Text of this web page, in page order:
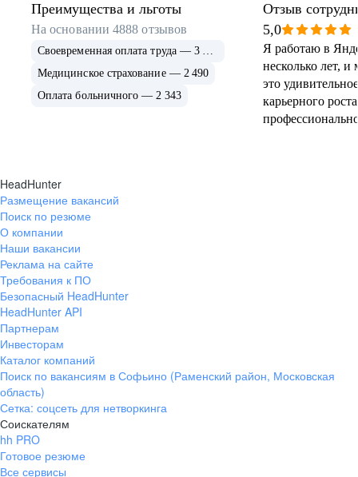
Преимущества и льготы
На основании4888 отзывов
Своевременная оплата труда — 3 240
Медицинское страхование — 2 490
Оплата больничного — 2 343
Отзыв
5,0
Я работаю в
несколько лет, и
это
карьерного
HeadHunter
Размещение вакансий
Поиск по резюме
О компании
Наши вакансии
Реклама на сайте
Требования к ПО
Безопасный HeadHunter
HeadHunter API
Партнерам
Инвесторам
Каталог компаний
Поиск по вакансиям в Софьино (Раменский район, Московская
область)
Сетка: соцсеть для нетворкинга
Соискателям
hh PRO
Готовое резюме
Все сервисы